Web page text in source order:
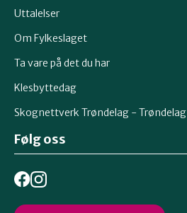
Uttalelser
Om Fylkeslaget
Ta vare på det du har
Klesbyttedag
Skognettverk Trøndelag - Trøndelag
Følg oss